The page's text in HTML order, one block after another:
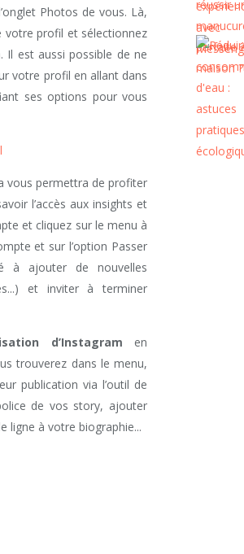
Photos de vous. Là,
votre profil et sélectionnez
Il est aussi possible de ne
votre profil en allant dans
ses options pour vous
vous permettra de profiter
l’accès aux insights et
et cliquez sur le menu à
et sur l’option Passer
à ajouter de nouvelles
et inviter à terminer
d’Instagram en
trouverez dans le menu,
publication via l’outil de
de vos story, ajouter
ligne à votre biographie...